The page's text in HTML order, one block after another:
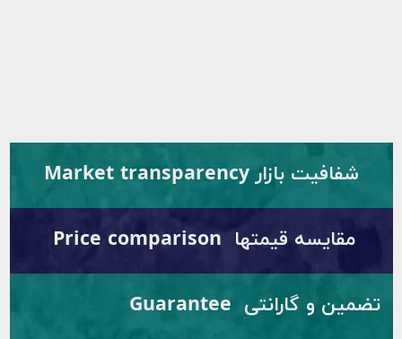
شفافیت بازار Market transparency
مقایسه قیمتها Price comparison